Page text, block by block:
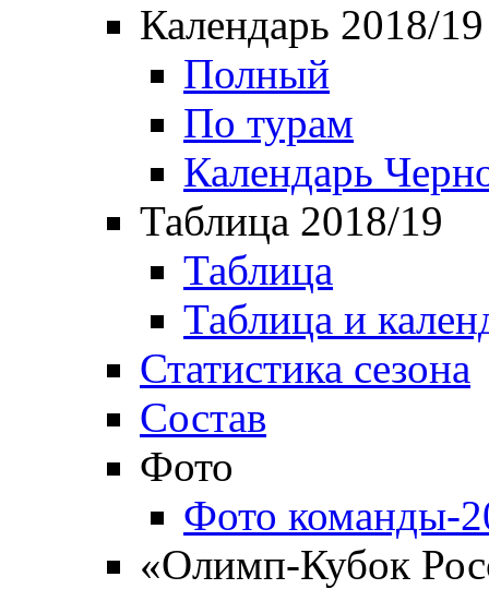
Календарь 2018/19
Полный
По турам
Календарь
Таблица 2018/19
Таблица
Таблица и
Статистика сезона
Состав
Фото
Фото команды-
«Олимп-Кубок